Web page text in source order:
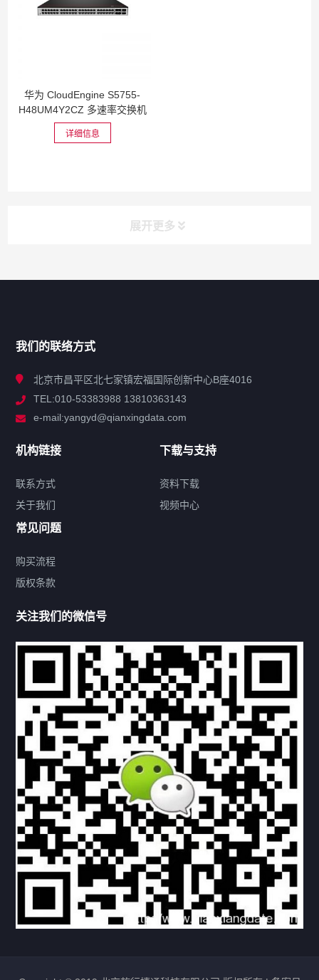
华为 CloudEngine S5755-
H48UM4Y2CZ 多速率交换机
详细信息
展开更多
解决方案
联系方式
热门标签
机构链接
联系方式 关于我们
下载与支持
资料下载 视频中心
常见问题
购买流程 版权条款
北京乾行捷通荣获阿里巴巴国际站多项年度荣誉，持续引
领ICT与AI行业发展
2025/12/22 528 新闻中心 信创服务器国产服务器
我们的联络方式
北京市昌平区北七家镇宏福国际创新中心B座4016
TEL:010-53383988 13810363143
e-mail:yangyd@qianxingdata.com
机构链接
联系方式
关于我们
下载与支持
资料下载
视频中心
常见问题
购买流程
版权条款
关注我们的微信号